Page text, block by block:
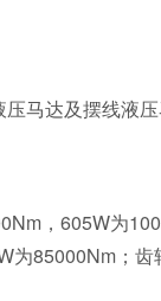
达及摆线液
，605W为
85000Nm；